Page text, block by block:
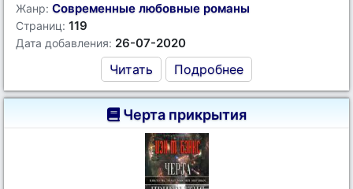
Жанр: Современные любовные романы
Страниц: 119
Дата добавления: 26-07-2020
Читать Подробнее
Черта прикрытия